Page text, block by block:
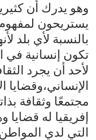
وهو يدرك أن
يستريحون لمفهوم
بالنسبة لأي بلد
تكون إنسانية في
لأحد أن يجرد
مجتمعًا وثقافة
إفريقيا له
التي لدي